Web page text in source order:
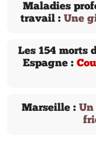
Maladies
travail : Une
Les 154 morts
Espagne :
Marseille : Un